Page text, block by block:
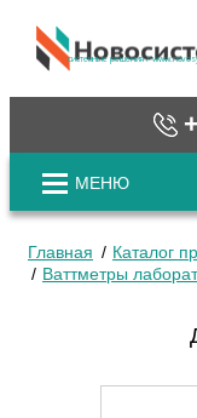
cистемные решения /
МЕНЮ
Главная Каталог
Ваттметры